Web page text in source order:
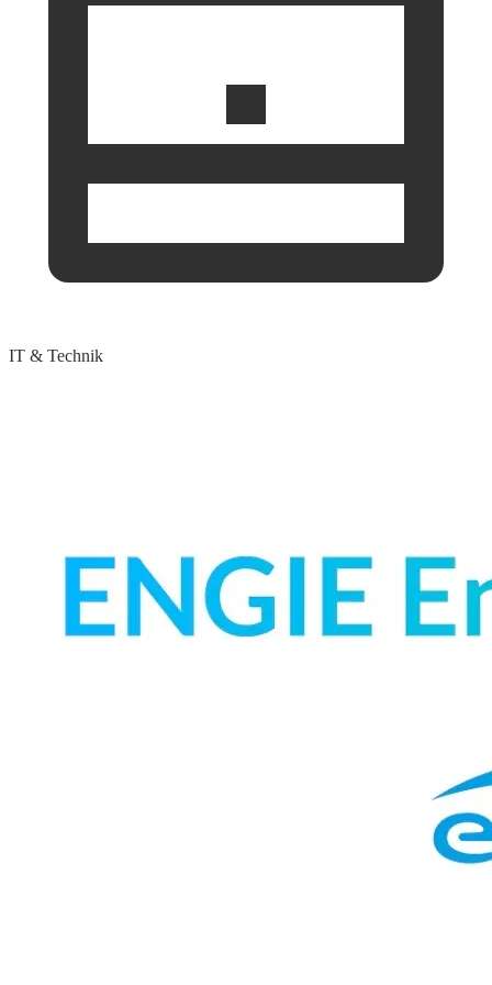
IT & Technik